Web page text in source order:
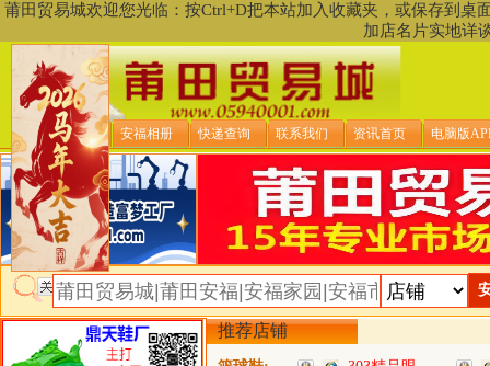
莆田贸易城欢迎您光临：按Ctrl+D把本站加入收藏夹，或保存到
加店名片实地详
贸易城首页 安福相册 快递查询 联系我们 资讯首页 电脑版
推荐店铺